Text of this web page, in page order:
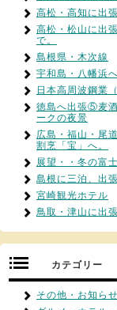
高松・高知に出
高松・松山に出
で。
島根県・木次線
宇和島・八幡浜
日本高周波鋼業
徳島へ出張⑤麦
ークの夜景
広島・福山・尾
割烹「宝」へ。
展望・・冬の富
島根に三泊、出
宮崎観光ホテル
鳥取・津山に出
カテゴリー
その他・お知らせ